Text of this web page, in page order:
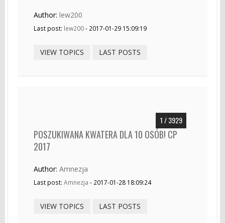
Author: lew200
Last post: lew200- 2017-01-29 15:09:19
VIEW TOPICS LAST POSTS
1 / 3929
POSZUKIWANA KWATERA DLA 10 OSÓB! CP
2017
Author: Amnezja
Last post: Amnezja - 2017-01-28 18:09:24
VIEW TOPICS LAST POSTS